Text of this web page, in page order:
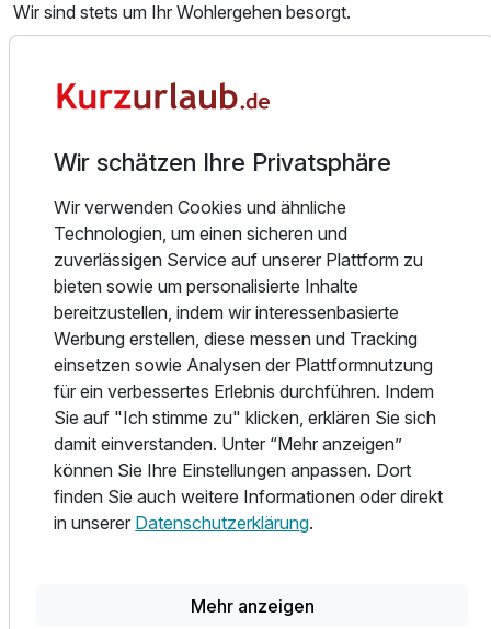
Wir sind stets um Ihr Wohlergehen besorgt.
Alltagsstress. Genießen Sie die unverwechselbare Natur
genießen Sie einen erholsamen Tag in unserem
wunderschönen, weitläufigen Garten.
Unsere Hotelpension ist ruhig im kleinen Dorf Alt Schwerin
gelegen. Sie können sich in der hoteleigenen Parkanlage in
die Sonne setzen und den Tag genießen oder einen
Spaziergang unternehmen, der Sie zu den nahe gelegenen
Seen führt. Schnell erreichen Sie mit dem Fahrrad die
Rundwege an den Seen. In den Sommermonaten haben
Sie auch die Möglichkeit einer Kombination Fahrrad mit
Schiff, Bahn und Bus. So lassen sich auch weitere Touren
ohne Weiteres bewältigen. Fahren Sie hinaus und
genießen Sie die einzigartige Landschaft mit ihrer
vielfältigen Tier - und Vogelwelt in unserer Umgebung oder
erkunden Sie nahegelegene Städte wie Waren, Malchow,
Wir schätzen Ihre Privatsphäre
Wir verwenden Cookies und ähnliche
Technologien, um einen sicheren und
zuverlässigen Service auf unserer Plattform zu
bieten sowie um personalisierte Inhalte
bereitzustellen, indem wir interessenbasierte
Werbung erstellen, diese messen und Tracking
einsetzen sowie Analysen der Plattformnutzung
für ein verbessertes Erlebnis durchführen. Indem
Sie auf "Ich stimme zu" klicken, erklären Sie sich
damit einverstanden. Unter “Mehr anzeigen”
können Sie Ihre Einstellungen anpassen. Dort
finden Sie auch weitere Informationen oder direkt
in unserer Datenschutzerklärung.
Mehr anzeigen